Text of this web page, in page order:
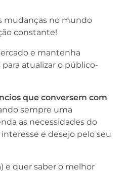
mudanças no mundo
constante!
e mantenha
atualizar o público-
que conversem com
sempre uma
as necessidades do
e desejo pelo seu
e quer saber o melhor